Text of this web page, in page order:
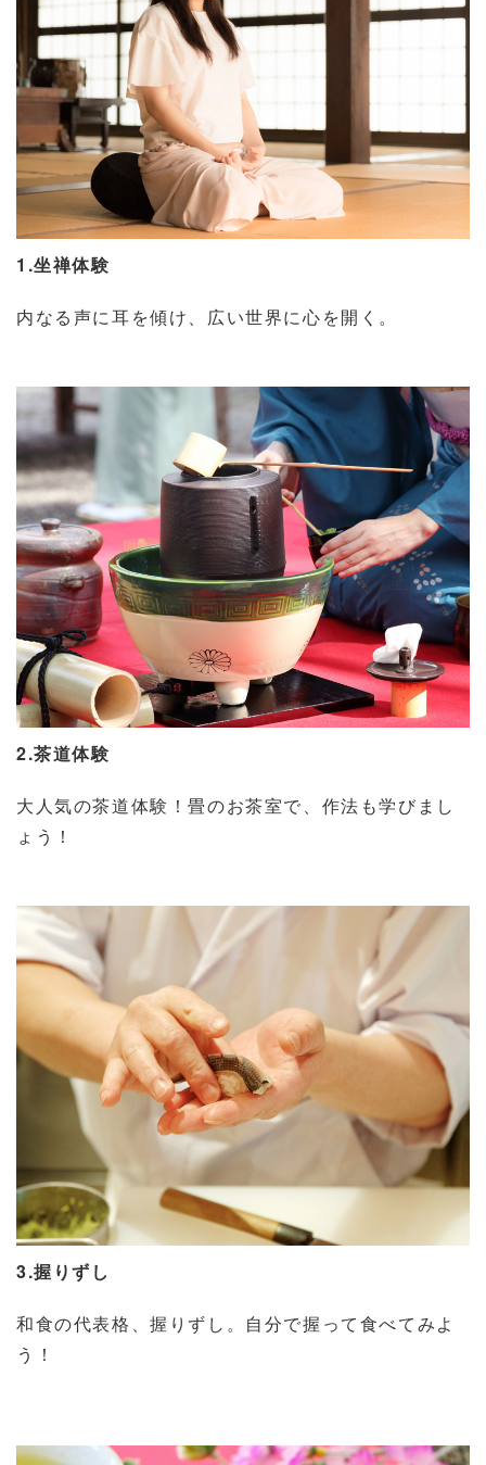
1.坐禅体験
内なる声に耳を傾け、広い世界に心を開く。
2.茶道体験
大人気の茶道体験！畳のお茶室で、作法も学びまし
ょう！
3.握りずし
和食の代表格、握りずし。自分で握って食べてみよ
う！